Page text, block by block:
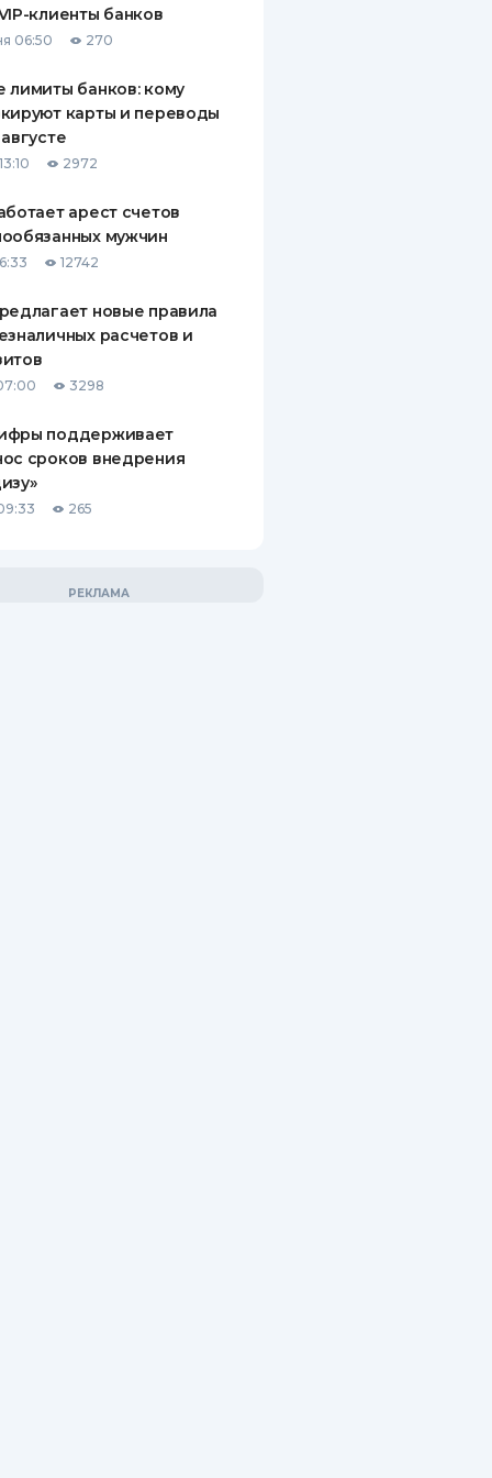
ПО
ПОЛИСЫ
КОМПАНИИ
клиенты банков
06:50 270
лимиты банков: кому
карты и переводы
2972
арест счетов
мужчин
12742
новые правила
расчетов и
3298
поддерживает
сроков внедрения
265